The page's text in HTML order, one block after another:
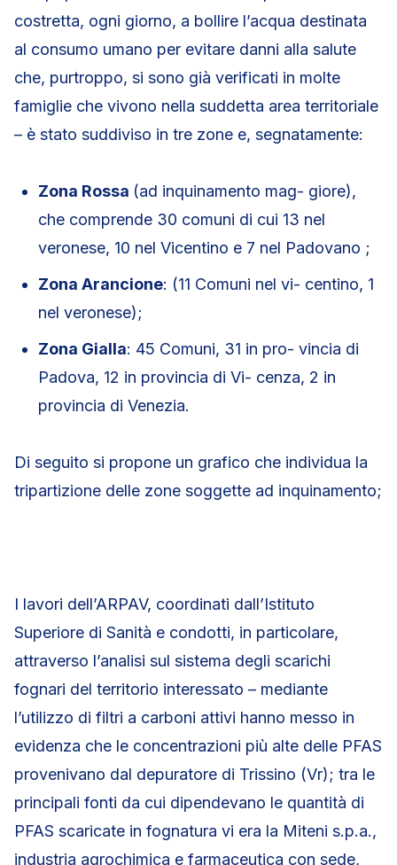
costretta, ogni giorno, a bollire l’acqua destinata
al consumo umano per evitare danni alla salute
che, purtroppo, si sono già verificati in molte
famiglie che vivono nella suddetta area territoriale
– è stato suddiviso in tre zone e, segnatamente:
Zona Rossa (ad inquinamento mag- giore),
che comprende 30 comuni di cui 13 nel
veronese, 10 nel Vicentino e 7 nel Padovano ;
Zona Arancione: (11 Comuni nel vi- centino, 1
nel veronese);
Zona Gialla: 45 Comuni, 31 in pro- vincia di
Padova, 12 in provincia di Vi- cenza, 2 in
provincia di Venezia.
Di seguito si propone un grafico che individua la
tripartizione delle zone soggette ad inquinamento;
I lavori dell’ARPAV, coordinati dall’Istituto
Superiore di Sanità e condotti, in particolare,
attraverso l’analisi sul sistema degli scarichi
fognari del territorio interessato – mediante
l’utilizzo di filtri a carboni attivi hanno messo in
evidenza che le concentrazioni più alte delle PFAS
provenivano dal depuratore di Trissino (Vr); tra le
principali fonti da cui dipendevano le quantità di
PFAS scaricate in fognatura vi era la Miteni s.p.a.,
industria agrochimica e farmaceutica con sede,